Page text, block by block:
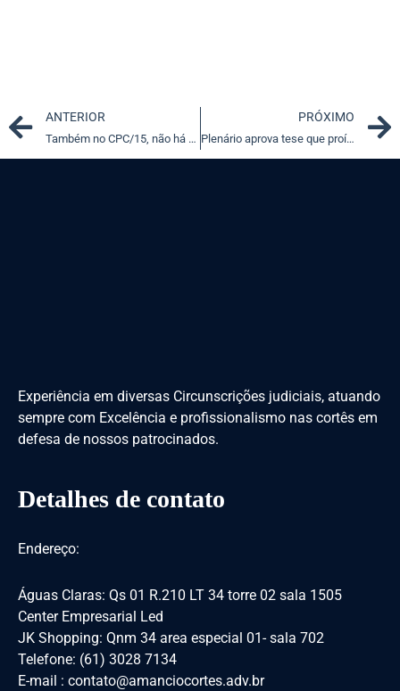
Prev
ANTERIOR
Também no CPC/15, não há restrição ao conteúdo do recurso adesivo
PRÓXIMO
Plenário aprova tese que proíbe edital de barrar candidato que responde a processo criminal
Experiência em diversas Circunscrições judiciais, atuando
sempre com Excelência e profissionalismo nas cortês em
defesa de nossos patrocinados.
Detalhes de contato
Endereço:
Águas Claras: Qs 01 R.210 LT 34 torre 02 sala 1505
Center Empresarial Led
JK Shopping: Qnm 34 area especial 01- sala 702
Telefone: (61) 3028 7134
E-mail : contato@amanciocortes.adv.br